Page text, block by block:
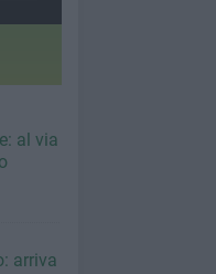
al via
arriva